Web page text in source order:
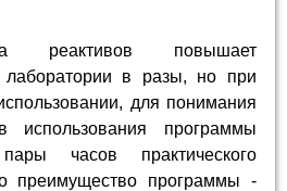
реактивов повышает
лаборатории в разы, но при
для понимания
использования программы
часов практического
преимущество программы -